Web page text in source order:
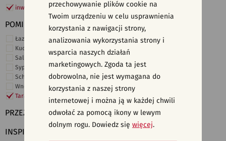
inwestycje
POMIESZCZENIE
Łazienka
Kuchnia
Salon i hol
Sypialnia
Schody
Wnętrza komercyjne
Taras i ogród
PRZEZNACZENIE
INSPIRACJE
przechowywanie plików cookie na
Twoim urządzeniu w celu usprawnienia
korzystania z nawigacji strony,
analizowania wykorzystania strony i
wsparcia naszych działań
marketingowych. Zgoda ta jest
dobrowolna, nie jest wymagana do
korzystania z naszej strony
internetowej i można ją w każdej chwili
odwołać za pomocą ikony w lewym
dolnym rogu. Dowiedz się więcej.